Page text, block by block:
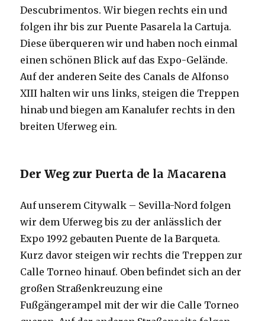
Descubrimentos. Wir biegen rechts ein und
folgen ihr bis zur Puente Pasarela la Cartuja.
Diese überqueren wir und haben noch einmal
einen schönen Blick auf das Expo-Gelände.
Auf der anderen Seite des Canals de Alfonso
XIII halten wir uns links, steigen die Treppen
hinab und biegen am Kanalufer rechts in den
breiten Uferweg ein.
Der Weg zur Puerta de la Macarena
Auf unserem Citywalk – Sevilla-Nord folgen
wir dem Uferweg bis zu der anlässlich der
Expo 1992 gebauten Puente de la Barqueta.
Kurz davor steigen wir rechts die Treppen zur
Calle Torneo hinauf. Oben befindet sich an der
großen Straßenkreuzung eine
Fußgängerampel mit der wir die Calle Torneo